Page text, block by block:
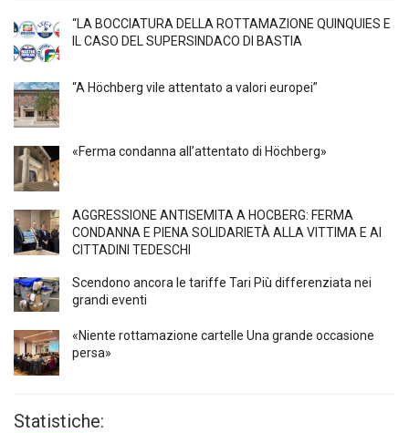
“LA BOCCIATURA DELLA ROTTAMAZIONE QUINQUIES E
IL CASO DEL SUPERSINDACO DI BASTIA
“A Höchberg vile attentato a valori europei”
«Ferma condanna all’attentato di Höchberg»
AGGRESSIONE ANTISEMITA A HÖCBERG: FERMA
CONDANNA E PIENA SOLIDARIETÀ ALLA VITTIMA E AI
CITTADINI TEDESCHI
Scendono ancora le tariffe Tari Più differenziata nei
grandi eventi
«Niente rottamazione cartelle Una grande occasione
persa»
Statistiche: